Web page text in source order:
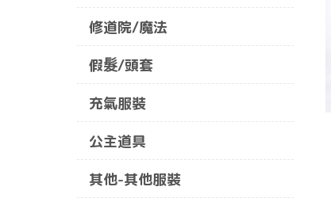
修道院/魔法
假髮/頭套
充氣服裝
公主道具
其他-其他服裝